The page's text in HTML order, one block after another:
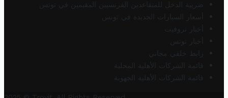
ضريبة الدخل للمتقاعدين الفرنسيين المقيمين في تونس
أسعار السيارات الجديدة في تونس
أخبار تروفيت
أخبار تونس
رابط خلفي مجاني
قائمة الشركات الأهلية المحلية
قائمة الشركات الأهلية الجهوية